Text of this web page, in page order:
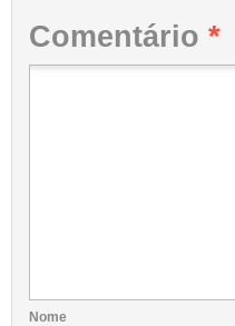
Comentário *
Nome